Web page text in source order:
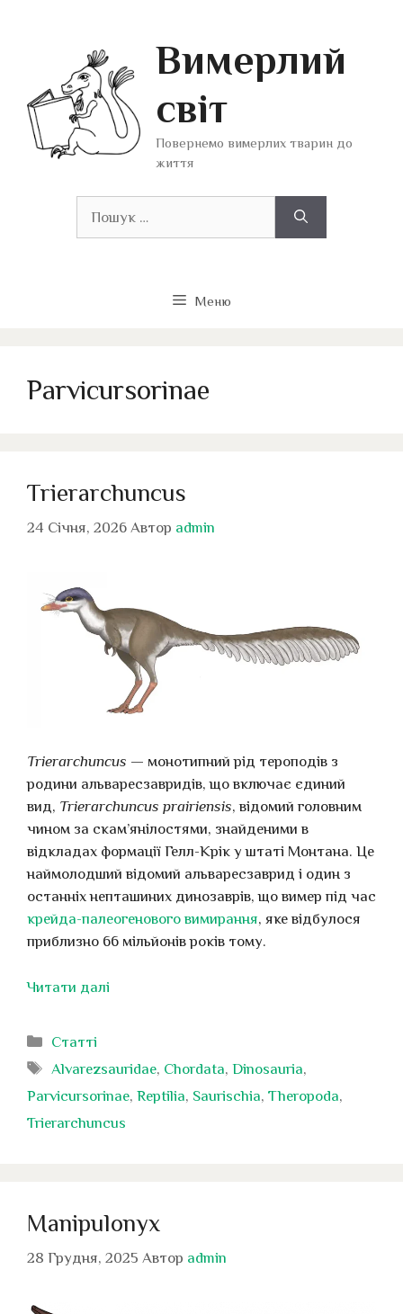
Вимерлий
світ
Повернемо вимерлих тварин до
життя
Меню
Parvicursorinae
Trierarchuncus
24 Січня, 2026 Автор admin
Trierarchuncus — монотипний рід тероподів з
родини альваресзавридів, що включає єдиний
вид, Trierarchuncus prairiensis, відомий головним
чином за скам’янілостями, знайденими в
відкладах формації Гелл-Крік у штаті Монтана. Це
наймолодший відомий альваресзаврид і один з
останніх непташиних динозаврів, що вимер під час
крейда-палеогенового вимирання, яке відбулося
приблизно 66 мільйонів років тому.
Читати далі
Категорії
Статті
Позначки
Alvarezsauridae, Chordata,Dinosauria,
Parvicursorinae, Reptilia, Saurischia, Theropoda,
Trierarchuncus
Manipulonyx
28 Грудня, 2025 Автор admin